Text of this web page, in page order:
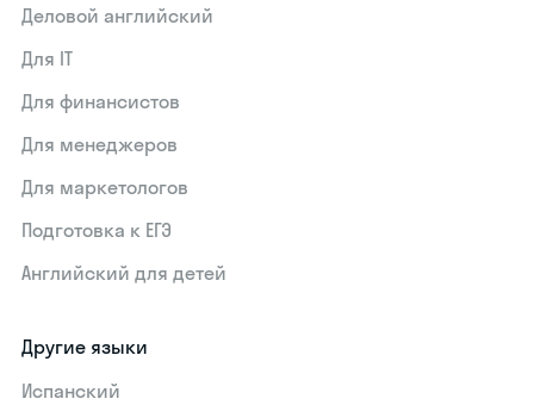
Деловой английский
Для IT
Для финансистов
Для менеджеров
Для маркетологов
Подготовка к ЕГЭ
Английский для детей
Другие языки
Испанский